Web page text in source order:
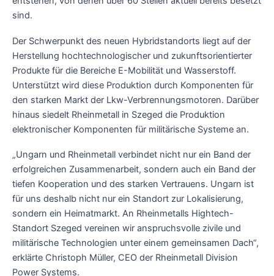
sind.
Der Schwerpunkt des neuen Hybridstandorts liegt auf der
Herstellung hochtechnologischer und zukunftsorientierter
Produkte für die Bereiche E-Mobilität und Wasserstoff.
Unterstützt wird diese Produktion durch Komponenten für
den starken Markt der Lkw-Verbrennungsmotoren. Darüber
hinaus siedelt Rheinmetall in Szeged die Produktion
elektronischer Komponenten für militärische Systeme an.
„Ungarn und Rheinmetall verbindet nicht nur ein Band der
erfolgreichen Zusammenarbeit, sondern auch ein Band der
tiefen Kooperation und des starken Vertrauens. Ungarn ist
für uns deshalb nicht nur ein Standort zur Lokalisierung,
sondern ein Heimatmarkt. An Rheinmetalls Hightech-
Standort Szeged vereinen wir anspruchsvolle zivile und
militärische Technologien unter einem gemeinsamen Dach“,
erklärte Christoph Müller, CEO der Rheinmetall Division
Power Systems.